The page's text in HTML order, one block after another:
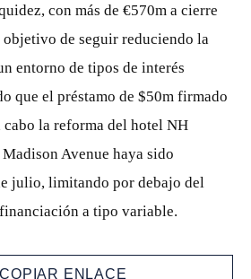
con más de €570m a cierre
objetivo de seguir reduciendo la
entorno de tipos de interés
que el préstamo de $50m firmado
la reforma del hotel NH
Avenue haya sido
julio, limitando por debajo del
a tipo variable.
COPIAR ENLACE